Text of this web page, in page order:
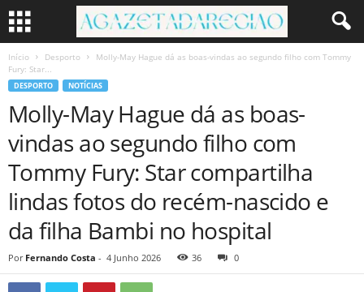
Início Desporto
Molly-May Hague dá as boas-vindas ao segundo filho com Tommy
Fury: Star...
DESPORTO NOTÍCIAS
Molly-May Hague dá as boas-
vindas ao segundo filho com
Tommy Fury: Star compartilha
lindas fotos do recém-nascido e
da filha Bambi no hospital
Por Fernando Costa - 4 Junho 2026 36 0